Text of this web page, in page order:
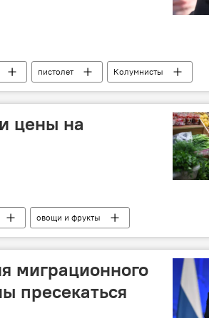
пистолет
Колумнисты
цены на
овощи и фрукты
миграционного
пресекаться